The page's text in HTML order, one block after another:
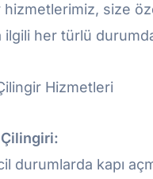
size
ilgili her türlü
Hizmetleri
Çilingiri:
durumlarda kapı